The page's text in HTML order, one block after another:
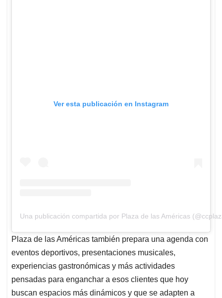
Ver esta publicación en Instagram
Una publicación compartida por Plaza de las Américas
Plaza de las Américas también prepara una agenda con
eventos deportivos, presentaciones musicales,
experiencias gastronómicas y más actividades
pensadas para enganchar a esos clientes que hoy
buscan espacios más dinámicos y que se adapten a